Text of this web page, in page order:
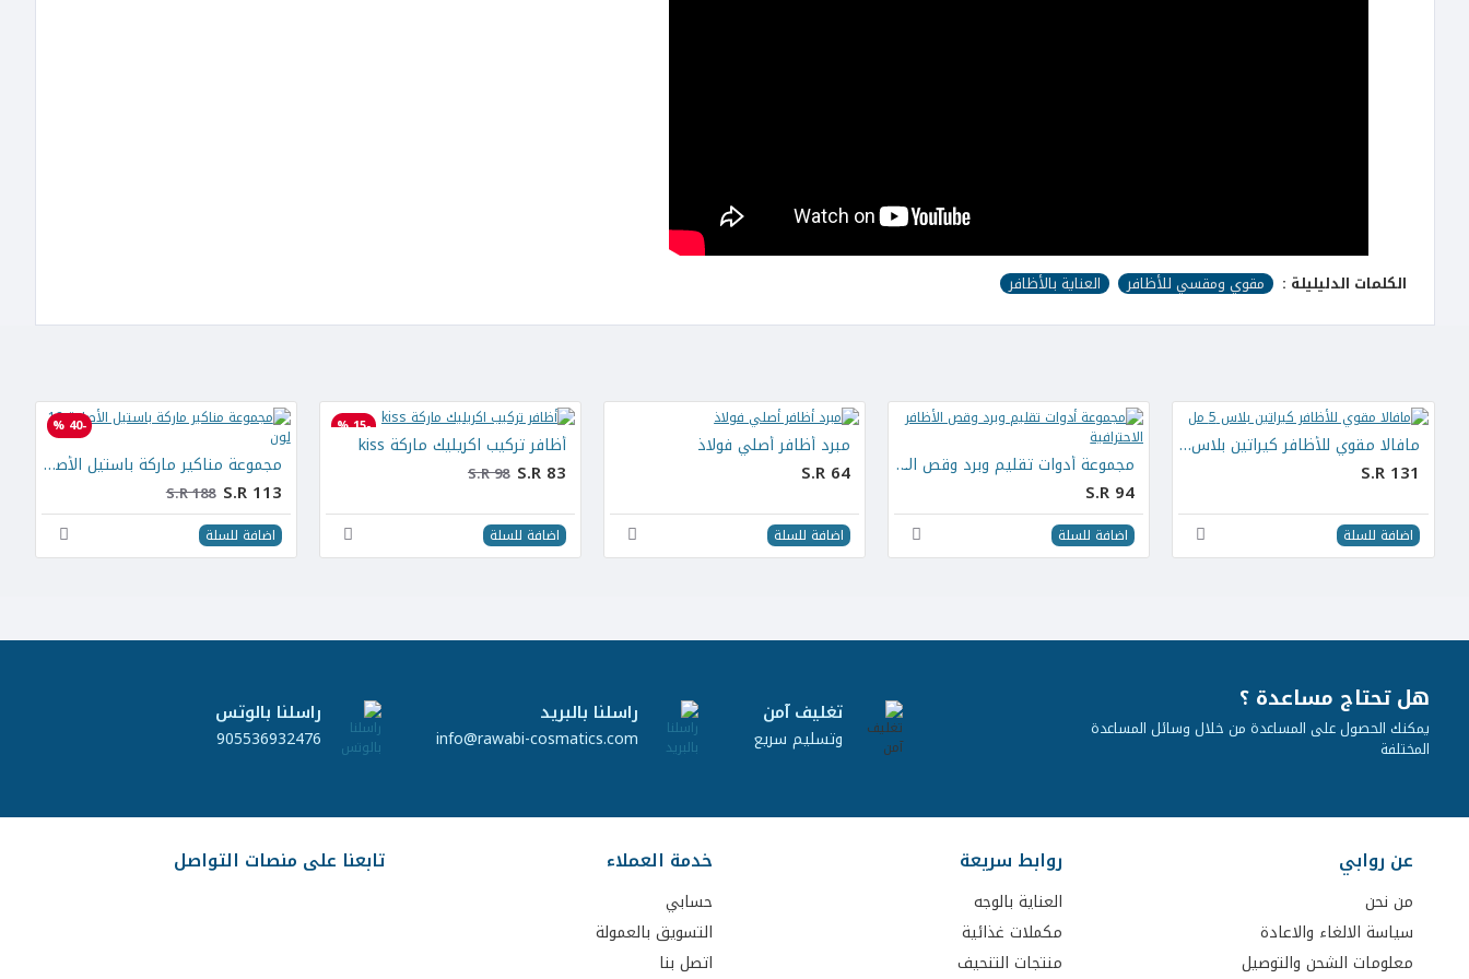
الكلمات الدليليلة : مقوي ومقسي للأظافر العناية بالأظافر
مافالا مقوي للأظافر كيراتين بلاس 5 مل
S.R 131
اضافة للسلة
مجموعة أدوات تقليم وبرد وقص الأظافر الاحترافية
S.R 94
اضافة للسلة
مبرد أظافر أصلي فولاذ
S.R 64
اضافة للسلة
-15 %
أظافر تركيب اكريليك ماركة kiss
S.R 83
S.R 98
اضافة للسلة
-40 %
مجموعة مناكير ماركة باستيل الأصلية 12 لون
S.R 113
S.R 188
اضافة للسلة
هل تحتاج مساعدة ؟
يمكنك الحصول على المساعدة من خلال وسائل المساعدة
المختلفة
تغليف آمن
وتسليم سريع
راسلنا بالبريد
info@rawabi-cosmatics.com
راسلنا بالوتس
905536932476
عن روابي
من نحن
سياسة الالغاء والاعادة
معلومات الشحن والتوصيل
روابط سريعة
العناية بالوجه
مكملات غذائية
منتجات التنحيف
خدمة العملاء
حسابي
التسويق بالعمولة
اتصل بنا
تابعنا على منصات التواصل